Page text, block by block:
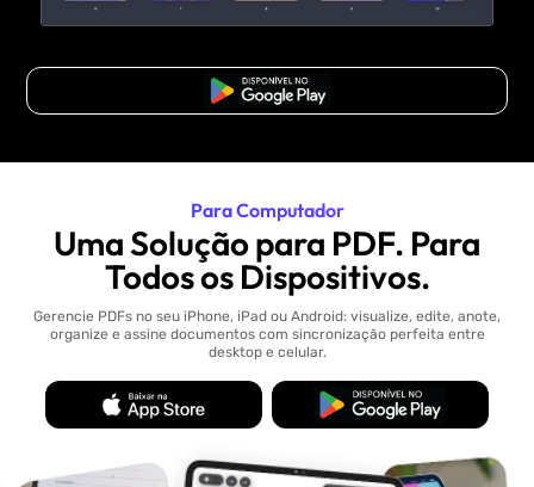
Baixar Grátis
Para Computador
Uma Solução para PDF. Para
Todos os Dispositivos.
Gerencie PDFs no seu iPhone, iPad ou Android: visualize, edite, anote,
organize e assine documentos com sincronização perfeita entre
desktop e celular.